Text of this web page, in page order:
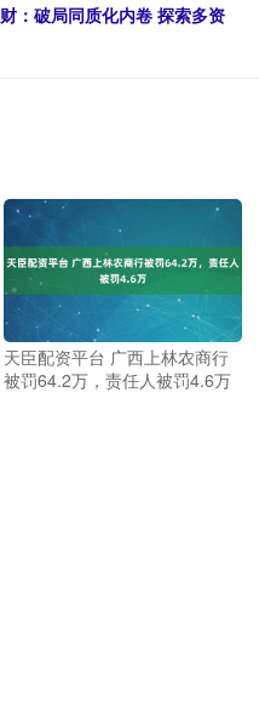
：破局同质化内卷 探索多资
天臣配资平台 广西上林农商行
被罚64.2万，责任人被罚4.6万